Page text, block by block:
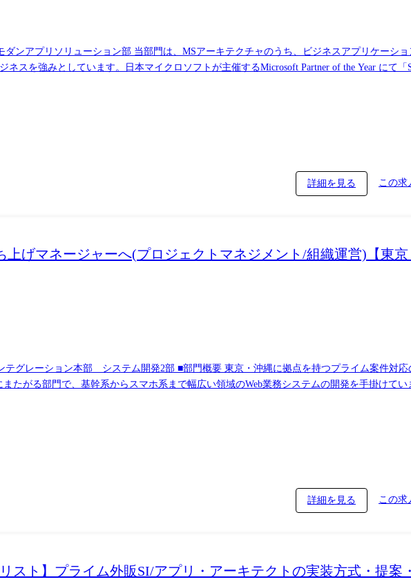
ち、ビジネスアプリケーションレイヤで業務・プロセス
スを強みとしています。日本マイクロソフトが主催するMicrosoft Partner of the Year にて「
課題管理、コスト管理など) ・顧客課題のヒアリング、企画提案および案件獲得にむけた折
働き方):平均残業時間は20時間になります。ま
:PJは規模にもよりますが3~6名のチームで取り組んでおります。 ・ITと業務知見をバランス
詳細を見る この求
げマネージャーへ(プロジェクトマネジメント/組織運営)【東
京・沖縄に拠点を持つプライム案件対応の外販部門です(基本的に
たがる部門で、基幹系からスマホ系まで幅広い領域のWeb業務システムの開発を手掛けてい
クトにおけるQCD(品質・コスト・納期)の統括、リスク/課題管理、ステークホルダ調整 ・顧
を横断したマネジメントを実施。 SIerとしての制約や前提を踏まえながら、安定的かつ再
詳細を見る この求
ト】プライム外販SI/アプリ・アーキテクトの実装方式・提案